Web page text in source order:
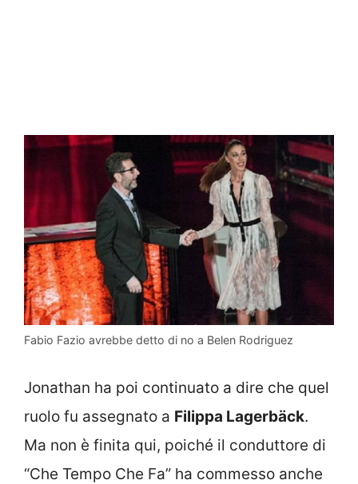
Fabio Fazio avrebbe detto di no a Belen Rodriguez
Jonathan ha poi continuato a dire che quel
ruolo fu assegnato a Filippa Lagerbäck.
Ma non è finita qui, poiché il conduttore di
“Che Tempo Che Fa” ha commesso anche